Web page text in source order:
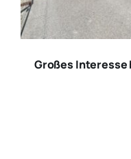
Großes Interesse